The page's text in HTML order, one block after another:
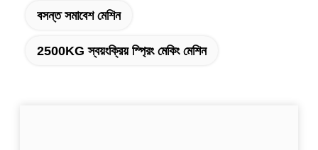
বসন্ত সমাবেশ মেশিন
2500KG স্বয়ংক্রিয় স্প্রিং মেকিং মেশিন